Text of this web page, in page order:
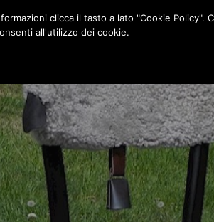
CONTATTI
clicca il tasto a lato "Cookie Policy".
all'utilizzo dei cookie.